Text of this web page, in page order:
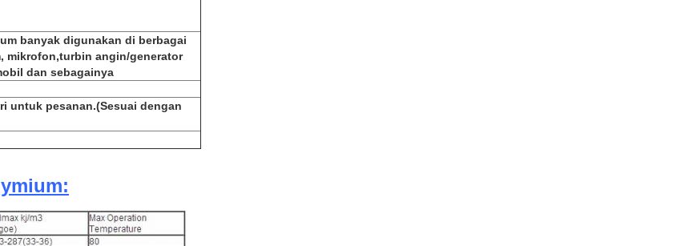
banyak digunakan di berbagai
mikrofon,turbin angin/generator
dan sebagainya
untuk pesanan.(Sesuai dengan